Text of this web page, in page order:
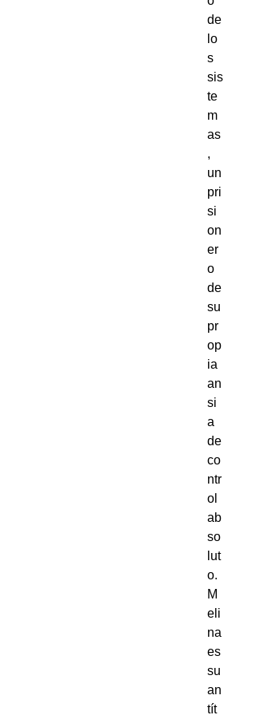
de
lo
s
sis
te
m
as
,
un
pri
si
on
er
o
de
su
pr
op
ia
an
si
a
de
co
ntr
ol
ab
so
lut
o.
M
eli
na
es
su
an
tít